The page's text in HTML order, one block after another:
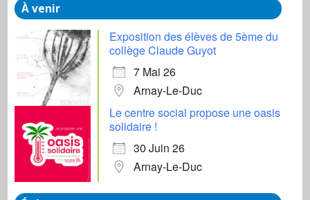
À venir
Exposition des élèves de 5ème du
collège Claude Guyot
7 Mai 26
Arnay-Le-Duc
Le centre social propose une oasis
solidaire !
30 Juin 26
Arnay-Le-Duc